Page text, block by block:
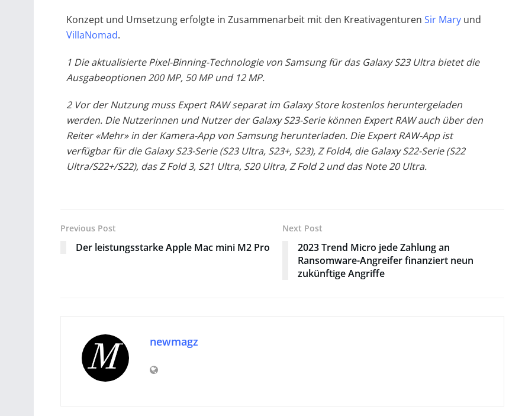
Konzept und Umsetzung erfolgte in Zusammenarbeit mit den Kreativagenturen Sir Mary und
VillaNomad.
1 Die aktualisierte Pixel-Binning-Technologie von Samsung für das Galaxy S23 Ultra bietet die
Ausgabeoptionen 200 MP, 50 MP und 12 MP.
2 Vor der Nutzung muss Expert RAW separat im Galaxy Store kostenlos heruntergeladen
werden. Die Nutzerinnen und Nutzer der Galaxy S23-Serie können Expert RAW auch über den
Reiter «Mehr» in der Kamera-App von Samsung herunterladen. Die Expert RAW-App ist
verfügbar für die Galaxy S23-Serie (S23 Ultra, S23+, S23), Z Fold4, die Galaxy S22-Serie (S22
Ultra/S22+/S22), das Z Fold 3, S21 Ultra, S20 Ultra, Z Fold 2 und das Note 20 Ultra.
Previous Post
Der leistungsstarke Apple Mac mini M2 Pro
Next Post
2023 Trend Micro jede Zahlung an
Ransomware-Angreifer finanziert neun
zukünftige Angriffe
newmagz